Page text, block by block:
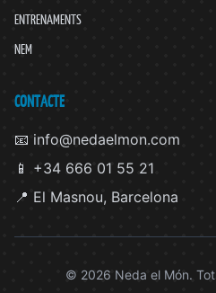
ENTRENAMENTS
NEM
CONTACTE
📧 info@nedaelmon.com
📱 +34 666 01 55 21
📍 El Masnou, Barcelona
© 2026 Neda el Món.